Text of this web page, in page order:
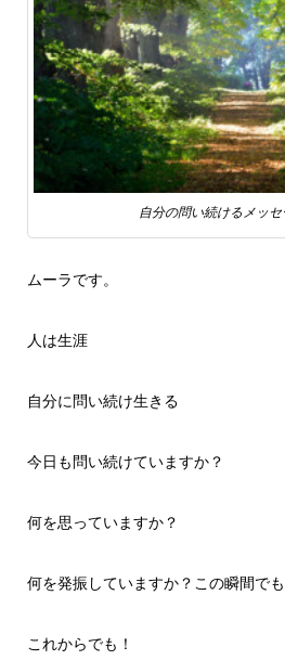
自分の問い続けるメッ
ムーラです。
人は生涯
自分に問い続け生きる
今日も問い続けていますか？
何を思っていますか？
何を発振していますか？この瞬間でも
これからでも！